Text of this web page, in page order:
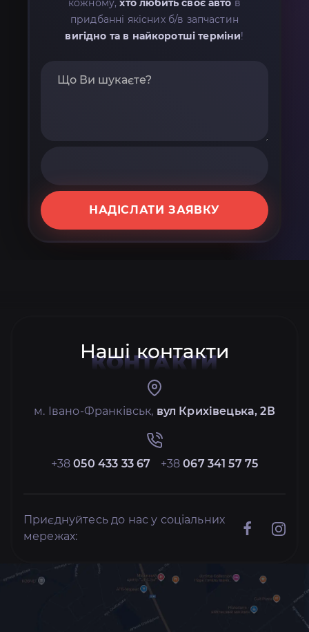
кожному,хто любить своє авто в
придбанні якісних б/в запчастин
вигідно та в найкоротші терміни!
НАДІСЛАТИ ЗАЯВКУ
Наші контакти
КОНТАКТИ
м. Івано-Франківськ, вул Крихівецька, 2В
+38050 433 33 67 +38067 341 57 75
Приєднуйтесь до нас у соціальних
мережах: